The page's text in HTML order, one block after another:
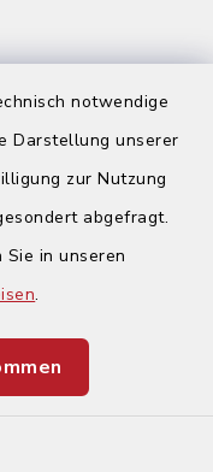
notwendige
Darstellung unserer
zur Nutzung
abgefragt.
in unseren
.